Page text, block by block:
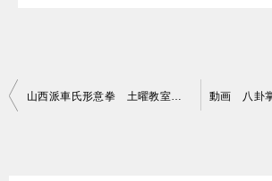
投
山西派車氏形意拳 土曜教室（１２月）